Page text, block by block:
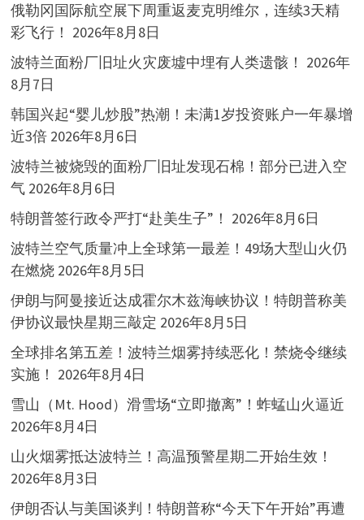
俄勒冈国际航空展下周重返麦克明维尔，连续3天精
彩飞行！ 2026年8月8日
波特兰面粉厂旧址火灾废墟中埋有人类遗骸！ 2026年
8月7日
韩国兴起“婴儿炒股”热潮！未满1岁投资账户一年暴增
近3倍 2026年8月6日
波特兰被烧毁的面粉厂旧址发现石棉！部分已进入空
气 2026年8月6日
特朗普签行政令严打“赴美生子”！ 2026年8月6日
波特兰空气质量冲上全球第一最差！49场大型山火仍
在燃烧 2026年8月5日
伊朗与阿曼接近达成霍尔木兹海峡协议！特朗普称美
伊协议最快星期三敲定 2026年8月5日
全球排名第五差！波特兰烟雾持续恶化！禁烧令继续
实施！ 2026年8月4日
雪山（Mt. Hood）滑雪场“立即撤离”！蚱蜢山火逼近
2026年8月4日
山火烟雾抵达波特兰！高温预警星期二开始生效！
2026年8月3日
伊朗否认与美国谈判！特朗普称“今天下午开始”再遭